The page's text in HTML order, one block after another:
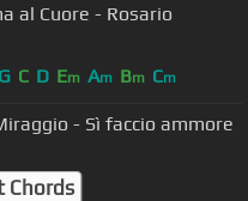
al Cuore - Rosario
G C D Em Am Bm Cm
- Sì faccio ammore
Chords